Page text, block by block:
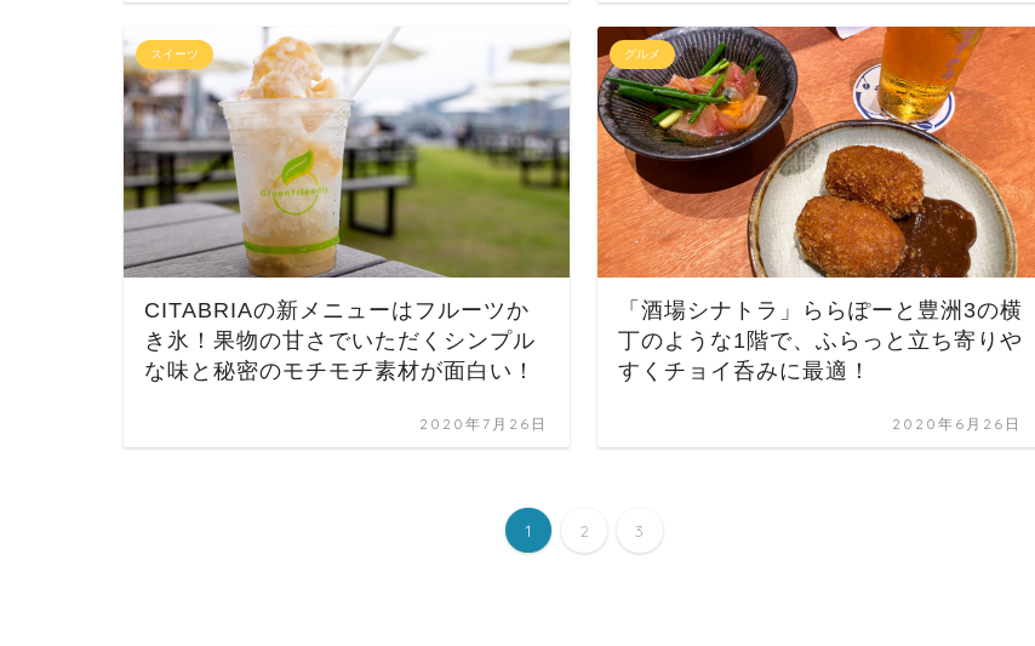
スイーツ
CITABRIAの新メニューはフルーツか
き氷！果物の甘さでいただくシンプル
な味と秘密のモチモチ素材が面白い！
2020年7月26日
グルメ
「酒場シナトラ」ららぽーと豊洲3の横
丁のような1階で、ふらっと立ち寄りや
すくチョイ呑みに最適！
2020年6月26日
1 2 3